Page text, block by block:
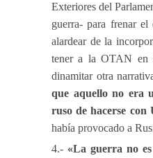
Exteriores del
guerra- para frenar
alardear de la
tener a la OTAN en
dinamitar otra
que aquello no era
ruso de hacerse con
había provocado a
4.- «La guerra no